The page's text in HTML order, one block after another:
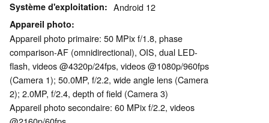
Système d'exploitation Android 12
Appareil photo
Appareil photo primaire: 50 MPix f/​1.8, phase
comparison-AF (omnidirectional), OIS, dual LED-
flash, videos @4320p/​24fps, videos @1080p/​960fps
(Camera 1); 50.0MP, f/​2.2, wide angle lens (Camera
2); 2.0MP, f/​2.4, depth of field (Camera 3)
Appareil photo secondaire: 60 MPix f/​2.2, videos